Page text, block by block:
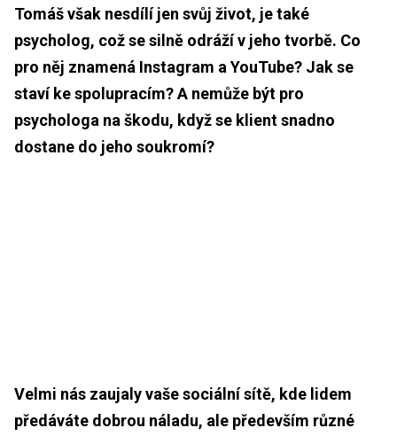
Tomáš však nesdílí jen svůj život, je také
psycholog, což se silně odráží v jeho tvorbě. Co
pro něj znamená Instagram a YouTube? Jak se
staví ke spolupracím? A nemůže být pro
psychologa na škodu, když se klient snadno
dostane do jeho soukromí?
Velmi nás zaujaly vaše sociální sítě, kde lidem
předáváte dobrou náladu, ale především různé